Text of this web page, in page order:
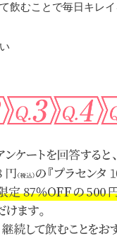
飲むことで毎日キレ